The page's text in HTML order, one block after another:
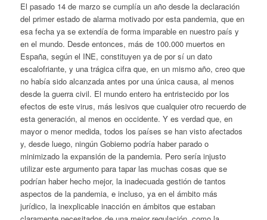
El pasado 14 de marzo se cumplía un año desde la declaración
del primer estado de alarma motivado por esta pandemia, que en
esa fecha ya se extendía de forma imparable en nuestro país y
en el mundo. Desde entonces, más de 100.000 muertos en
España, según el INE, constituyen ya de por sí un dato
escalofriante, y una trágica cifra que, en un mismo año, creo que
no había sido alcanzada antes por una única causa, al menos
desde la guerra civil. El mundo entero ha entristecido por los
efectos de este virus, más lesivos que cualquier otro recuerdo de
esta generación, al menos en occidente. Y es verdad que, en
mayor o menor medida, todos los países se han visto afectados
y, desde luego, ningún Gobierno podría haber parado o
minimizado la expansión de la pandemia. Pero sería injusto
utilizar este argumento para tapar las muchas cosas que se
podrían haber hecho mejor, la inadecuada gestión de tantos
aspectos de la pandemia, e incluso, ya en el ámbito más
jurídico, la inexplicable inacción en ámbitos que estaban